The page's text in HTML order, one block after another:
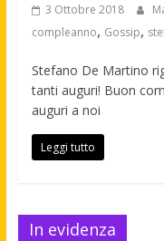
3 Ottobre 2018
compleanno, Gossip,
Stefano De Martino
tanti auguri! Buon
auguri a noi
Leggi tutto
In evidenza